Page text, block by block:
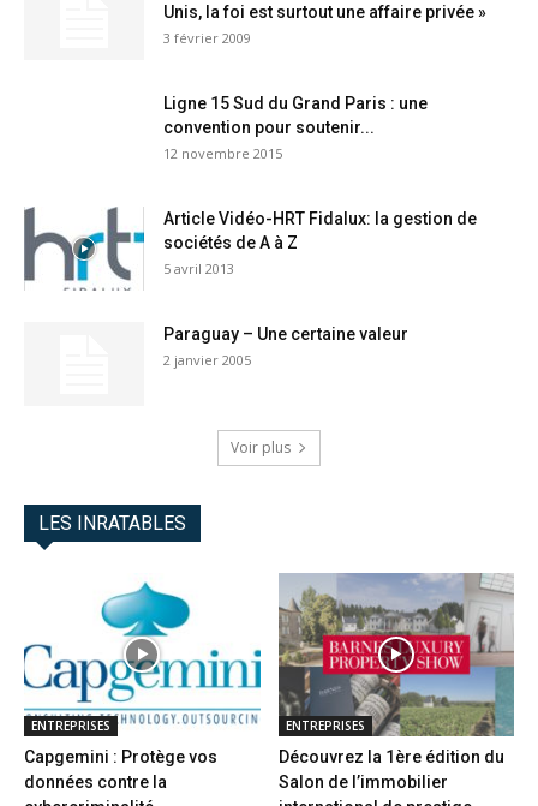
Unis, la foi est surtout une affaire privée »
3 février 2009
Ligne 15 Sud du Grand Paris : une
convention pour soutenir...
12 novembre 2015
Article Vidéo-HRT Fidalux: la gestion de
sociétés de A à Z
5 avril 2013
Paraguay – Une certaine valeur
2 janvier 2005
Voir plus
LES INRATABLES
ENTREPRISES
Capgemini : Protège vos
données contre la
ENTREPRISES
Découvrez la 1ère édition du
Salon de l’immobilier